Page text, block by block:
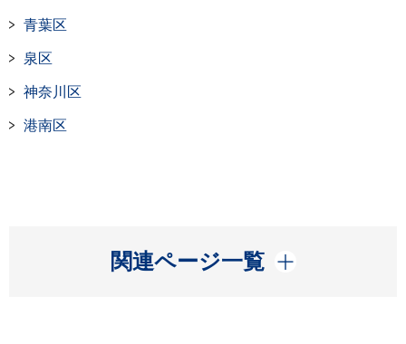
青葉区
泉区
神奈川区
港南区
関連ページ一覧
開く